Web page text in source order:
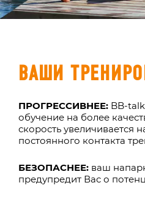
ВАШИ
ПРОГРЕССИВНЕЕ: BB-
обучение на более
скорость увеличивается
постоянного контакта
БЕЗОПАСНЕЕ: ваш
предупредит Вас о